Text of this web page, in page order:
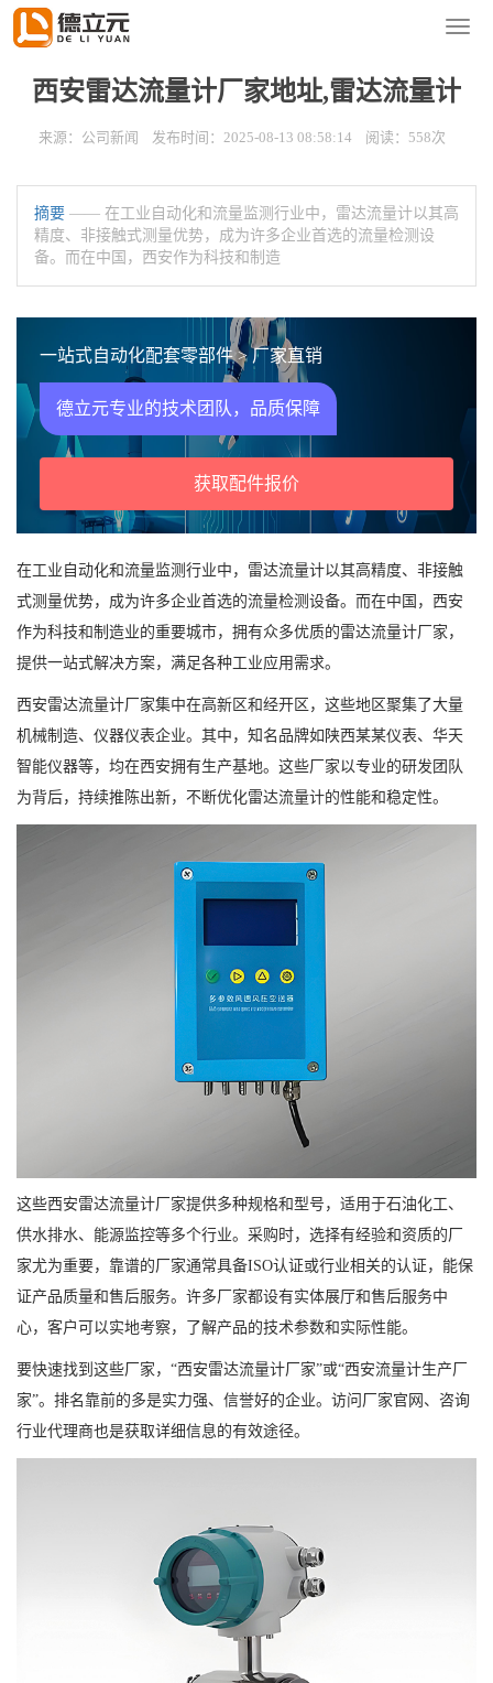
导
单
您的位置：首页
西安雷达流量计厂家地址,雷达流量计
来源：公司新闻 发布时间：2025-08-13 08:58:14 阅读：558次
摘要 —— 在工业自动化和流量监测行业中，雷达流量计以其高
精度、非接触式测量优势，成为许多企业首选的流量检测设
备。而在中国，西安作为科技和制造
一站式自动化配套零部件 > 厂家直销
德立元专业的技术团队，品质保障
获取配件报价
在工业自动化和流量监测行业中，雷达流量计以其高精度、非接触
式测量优势，成为许多企业首选的流量检测设备。而在中国，西安
作为科技和制造业的重要城市，拥有众多优质的雷达流量计厂家，
提供一站式解决方案，满足各种工业应用需求。
西安雷达流量计厂家集中在高新区和经开区，这些地区聚集了大量
机械制造、仪器仪表企业。其中，知名品牌如陕西某某仪表、华天
智能仪器等，均在西安拥有生产基地。这些厂家以专业的研发团队
为背后，持续推陈出新，不断优化雷达流量计的性能和稳定性。
这些西安雷达流量计厂家提供多种规格和型号，适用于石油化工、
供水排水、能源监控等多个行业。采购时，选择有经验和资质的厂
家尤为重要，靠谱的厂家通常具备ISO认证或行业相关的认证，能保
证产品质量和售后服务。许多厂家都设有实体展厅和售后服务中
心，客户可以实地考察，了解产品的技术参数和实际性能。
要快速找到这些厂家，“西安雷达流量计厂家”或“西安流量计生产厂
家”。排名靠前的多是实力强、信誉好的企业。访问厂家官网、咨询
行业代理商也是获取详细信息的有效途径。